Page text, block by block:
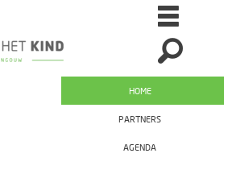
HOME
PARTNERS
AGENDA